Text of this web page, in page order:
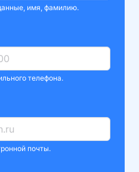
имя, фамилию.
телефона.
почты.